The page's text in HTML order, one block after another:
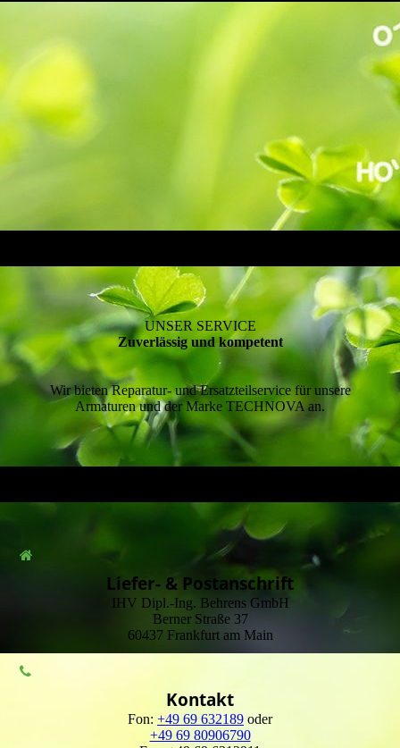
UNSER SERVICE
Zuverlässig und kompetent
Wir bieten Reparatur- und Ersatzteilservice für unsere
Armaturen und der Marke TECHNOVA an.
Liefer- & Postanschrift
IHV Dipl.-Ing. Behrens GmbH
Berner Straße 37
60437 Frankfurt am Main
Kontakt
Fon: +49 69 632189 oder
+49 69 80906790